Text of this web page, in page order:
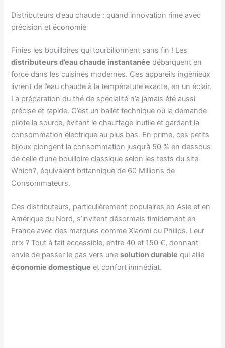
Distributeurs d’eau chaude : quand innovation rime avec
précision et économie
Finies les bouilloires qui tourbillonnent sans fin ! Les
distributeurs d’eau chaude instantanée débarquent en
force dans les cuisines modernes. Ces appareils ingénieux
livrent de l’eau chaude à la température exacte, en un éclair.
La préparation du thé de spécialité n’a jamais été aussi
précise et rapide. C’est un ballet technique où la demande
pilote la source, évitant le chauffage inutile et gardant la
consommation électrique au plus bas. En prime, ces petits
bijoux plongent la consommation jusqu’à 50 % en dessous
de celle d’une bouilloire classique selon les tests du site
Which?, équivalent britannique de 60 Millions de
Consommateurs.
Ces distributeurs, particulièrement populaires en Asie et en
Amérique du Nord, s’invitent désormais timidement en
France avec des marques comme Xiaomi ou Philips. Leur
prix ? Tout à fait accessible, entre 40 et 150 €, donnant
envie de passer le pas vers unesolution durable qui allie
économie domestique et confort immédiat.